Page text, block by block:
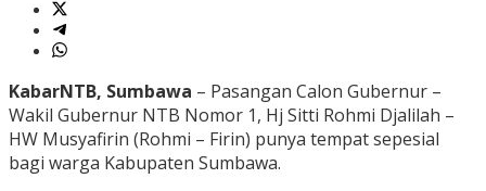
KabarNTB, Sumbawa – Pasangan Calon Gubernur –
Wakil Gubernur NTB Nomor 1, Hj Sitti Rohmi Djalilah –
HW Musyafirin (Rohmi – Firin) punya tempat sepesial
bagi warga Kabupaten Sumbawa.